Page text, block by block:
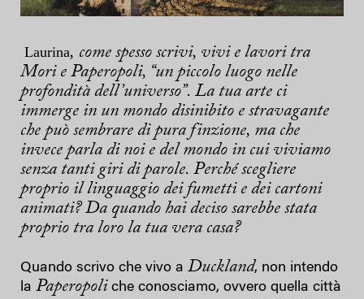
Laurina, come spesso scrivi, vivi e lavori tra
Mori e Paperopoli, “un piccolo luogo nelle
profondità dell’universo”. La tua arte ci
immerge in un mondo disinibito e stravagante
che può sembrare di pura finzione, ma che
invece parla di noi e del mondo in cui viviamo
senza tanti giri di parole. Perché scegliere
proprio il linguaggio dei fumetti e dei cartoni
animati? Da quando hai deciso sarebbe stata
proprio tra loro la tua vera casa?
Quando scrivo che vivo a Duckland, non intendo
la Paperopoli che conosciamo, ovvero quella città